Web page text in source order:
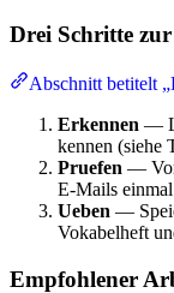
Drei Schritte
Abschnitt betitelt
Erkennen —
kennen (siehe
Pruefen — Vor
E-Mails
Ueben —
Vokabelheft
Empfohlener